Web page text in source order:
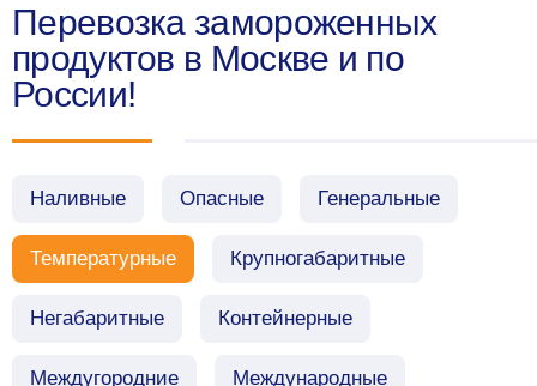
Перевозка замороженных
продуктов в Москве и по
России!
Наливные Опасные Генеральные
Температурные Крупногабаритные
Негабаритные Контейнерные
Междугородние Международные